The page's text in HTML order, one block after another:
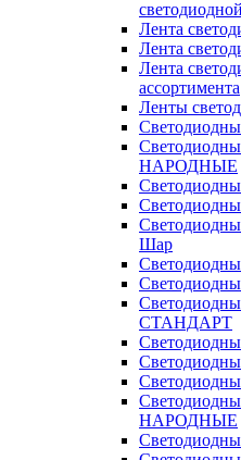
Лента
Лента
Лента
ассортимента
Ленты
НАРОДНЫЕ
Шар
СТАНДАРТ
НАРОДНЫЕ